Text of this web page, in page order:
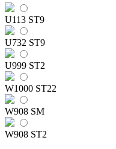
U113 ST9
U732 ST9
U999 ST2
W1000 ST22
W908 SM
W908 ST2